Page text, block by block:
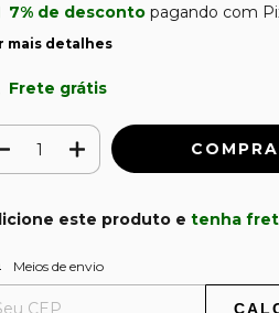
7% de descontopagando com
mais detalhes
Frete grátis
este produto e tenha
para o CEP:
Meios de envio